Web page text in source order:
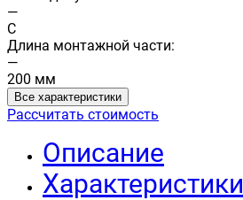
—
C
Длина монтажной части:
—
200 мм
Все характеристики
Рассчитать стоимость
Описание
Характеристики